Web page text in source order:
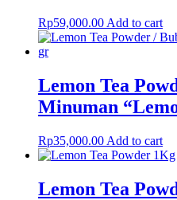
Rp59,000.00 Add to cart
Lemon Tea
Minuman
Rp35,000.00 Add to cart
Lemon Tea